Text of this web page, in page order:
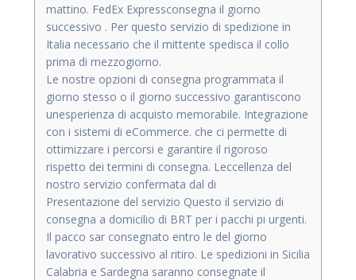
mattino. FedEx Expressconsegna il giorno
successivo . Per questo servizio di spedizione in
Italia necessario che il mittente spedisca il collo
prima di mezzogiorno.
Le nostre opzioni di consegna programmata il
giorno stesso o il giorno successivo garantiscono
unesperienza di acquisto memorabile. Integrazione
con i sistemi di eCommerce. che ci permette di
ottimizzare i percorsi e garantire il rigoroso
rispetto dei termini di consegna. Leccellenza del
nostro servizio confermata dal di
Presentazione del servizio Questo il servizio di
consegna a domicilio di BRT per i pacchi pi urgenti.
Il pacco sar consegnato entro le del giorno
lavorativo successivo al ritiro. Le spedizioni in Sicilia
Calabria e Sardegna saranno consegnate il